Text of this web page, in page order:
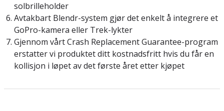
solbrilleholder
Avtakbart Blendr-system gjør det enkelt å integrere et
GoPro-kamera eller Trek-lykter
Gjennom vårt Crash Replacement Guarantee-program
erstatter vi produktet ditt kostnadsfritt hvis du får en
kollisjon i løpet av det første året etter kjøpet